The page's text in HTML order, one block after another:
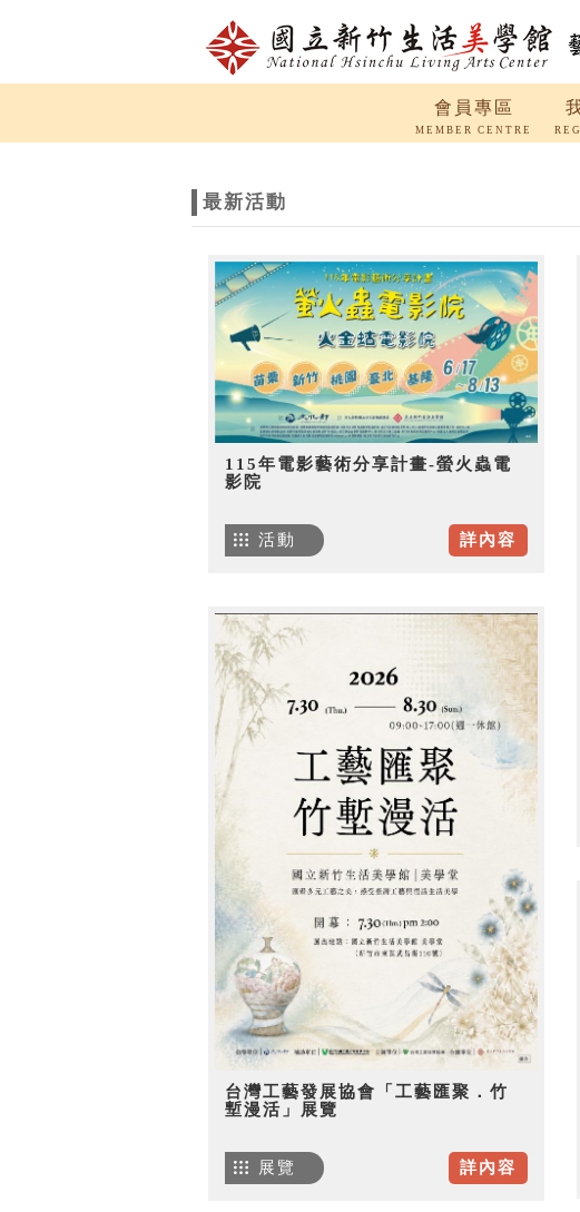
會員專區
MEMBER CENTRE
最新活動
115年電影藝術分享計畫-螢火蟲電
影院
詳內容
活動
台灣工藝發展協會「工藝匯聚．竹
塹漫活」展覽
詳內容
展覽